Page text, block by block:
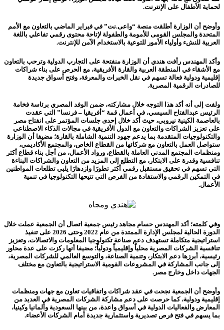
لحماية الأطفال على الإنترنت.
وأوضح أن الوزارة أطلقت منصة “واعى.نت” في فبراير الماضي بالتعاون مع الأمم
المتحدة والمجلس القومى للأمومة والطفولة لإتاحة محتوى رقمي تفاعلي باللغة
العربية للنشء وأولياء الأمور للتوعية بالاستخدام الآمن للإنترنت.
وأكد المهندس رأفت هندي أن الوزارة منفتحة على التجارب الدولية وترحب بالتعاون
مع الأشقاء في المنطقة العربية والقارة الأفريقية، مع الحرص على بناء شراكات
إقليمية ودولية فعالة تسهم في نقل الخبرات والمعرفة، وفتح أسواق جديدة
للصادرات الرقمية المصرية.
ولفت إلى أنه أكد هذا التوجه خلال مشاركته، ضمن الوفد المصري برئاسة فخامة
الرئيس عبدالفتاح السيسي، في أعمال قمة “أفريقيا – فرنسا” التي عقدت
بالعاصمة الكينية نيروبي، حيث أكد خلال إحدى جلسات المؤتمر على انفتاح مصر
على تعزيز الشراكات والتعاون مع الدول الأفريقية في مجالات الذكاء الاصطناعي
والتكنولوجيات المتقدمة بما يدعم جهود التنمية الشاملة بالقارة؛ مضيفا أن الوزارة
ستواصل العمل بالتعاون مع شركائها من القطاع الخاص، والمجتمع الأكاديمي،
ومنظمات المجتمع المدني العاملة بالقطاع، ورواد الأعمال، من أجل بناء قطاع أكثر
تنافسية وقدرة على الابتكار، مع التطلع إلى المزيد من التعاون والشراكات البناءة
التي تسهم في تحقيق مستقبل رقمي أكثر تطورًا وازدهارًا يلبي تطلعات المواطنين
في التمكين الرقمي والاستفادة من الفرص التي تتيحها التكنولوجيا في تنمية
الأعمال.
وفي كلمته؛ أكد المهندس حسام مجاهد رئيس جمعية اتصال أن الجمعية عملت خلال
الدورة الحالية لمجلس الإدارة الممتدة من عام 2022 وحتى 2026 على تنفيذ
استراتيجية متكاملة تستهدف دعم صناعة تكنولوجيا المعلومات والاتصالات، وتعزيز
تنافسية الشركات المصرية محلياً وإقليمياً ودولياً؛ مضيفا أنها ركزت على عدة محاور
رئيسية، أبرزها دعم الابتكار، وتنمية الصناعة، والتوسع العالمي للشركات المصرية،
إلى جانب المشاركة في المشروعات القومية الاستراتيجية بالتعاون مع مختلف
الجهات داخل وخارج مصر.
وأوضح أن الجمعية نجحت في عقد شراكات واتفاقيات تعاون مع جهات ومنظمات
إقليمية ودولية، كما حرصت على دعم مشاركة الشركات المصرية في العديد من
المعارض والفعاليات الدولية في أسواق واعدة، من بينها السعودية وألمانيا وكينيا،
بما يسهم في فتح فرص تصديرية واستثمارية جديدة أمام الشركات الأعضاء.